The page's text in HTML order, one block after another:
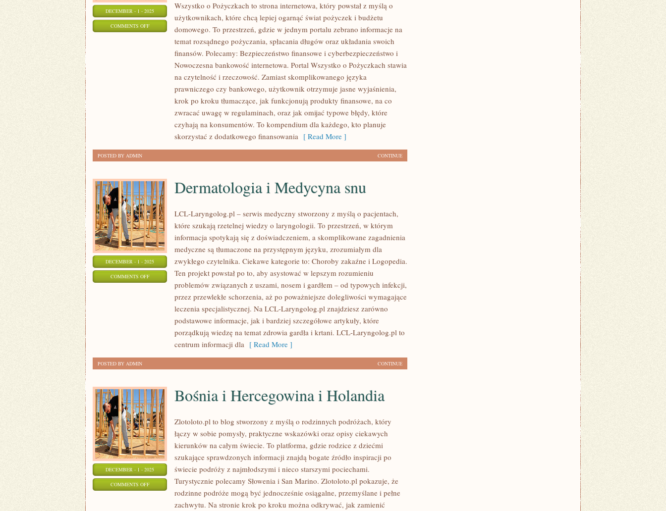
DECEMBER - 1 - 2025
COMMENTS OFFON
FINANSOWANIE
PRZEDSIĘBIORSTW
WSZYSTKO
POŻYCZKACH
Wszystko o Pożyczkach to strona internetowa, który powstał z myślą o
użytkownikach, które chcą lepiej ogarnąć świat pożyczek i budżetu
domowego. To przestrzeń, gdzie w jednym portalu zebrano informacje na
temat rozsądnego pożyczania, spłacania długów oraz układania swoich
finansów. Polecamy: Bezpieczeństwo finansowe i cyberbezpieczeństwo i
Nowoczesna bankowość internetowa. Portal Wszystko o Pożyczkach stawia
na czytelność i rzeczowość. Zamiast skomplikowanego języka
prawniczego czy bankowego, użytkownik otrzymuje jasne wyjaśnienia,
krok po kroku tłumaczące, jak funkcjonują produkty finansowe, na co
zwracać uwagę w regulaminach, oraz jak omijać typowe błędy, które
czyhają na konsumentów. To kompendium dla każdego, kto planuje
skorzystać z dodatkowego finansowania [ Read More ]
CONTINUE
POSTED BY ADMIN
DECEMBER - 1 - 2025
COMMENTS OFFON
DERMATOLOGIA
MEDYCYNA
Dermatologia i Medycyna snu
LCL-Laryngolog.pl – serwis medyczny stworzony z myślą o pacjentach,
które szukają rzetelnej wiedzy o laryngologii. To przestrzeń, w którym
informacja spotykają się z doświadczeniem, a skomplikowane zagadnienia
medyczne są tłumaczone na przystępnym języku, zrozumiałym dla
zwykłego czytelnika. Ciekawe kategorie to: Choroby zakaźne i Logopedia.
Ten projekt powstał po to, aby asystować w lepszym rozumieniu
problemów związanych z uszami, nosem i gardłem – od typowych infekcji,
przez przewlekłe schorzenia, aż po poważniejsze dolegliwości wymagające
leczenia specjalistycznej. Na LCL-Laryngolog.pl znajdziesz zarówno
podstawowe informacje, jak i bardziej szczegółowe artykuły, które
porządkują wiedzę na temat zdrowia gardła i krtani. LCL-Laryngolog.pl to
centrum informacji dla [ Read More ]
CONTINUE
POSTED BY ADMIN
DECEMBER - 1 - 2025
COMMENTS OFFON
Bośnia i Hercegowina i Holandia
Zlotoloto.pl to blog stworzony z myślą o rodzinnych podróżach, który
łączy w sobie pomysły, praktyczne wskazówki oraz opisy ciekawych
kierunków na całym świecie. To platforma, gdzie rodzice z dziećmi
szukające sprawdzonych informacji znajdą bogate źródło inspiracji po
świecie podróży z najmłodszymi i nieco starszymi pociechami.
Turystycznie polecamy Słowenia i San Marino. Zlotoloto.pl pokazuje, że
rodzinne podróże mogą być jednocześnie osiągalne, przemyślane i pełne
zachwytu. Na stronie krok po kroku można odkrywać, jak zamienić